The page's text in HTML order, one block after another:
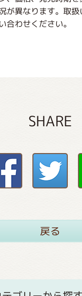
が異なります。取
合わせください。
SHARE
戻る